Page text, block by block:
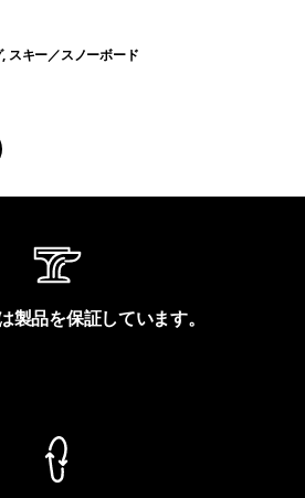
スキー／スノーボード
製品を保証しています。